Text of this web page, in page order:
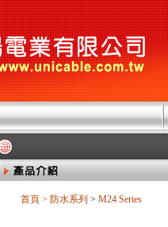
首頁 > 防水系列 > M24 Series